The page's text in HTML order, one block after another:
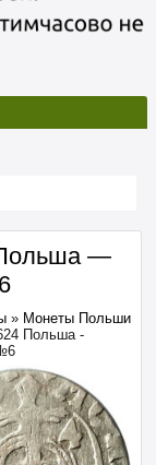
Польша —
» Монеты Польши
Польша -